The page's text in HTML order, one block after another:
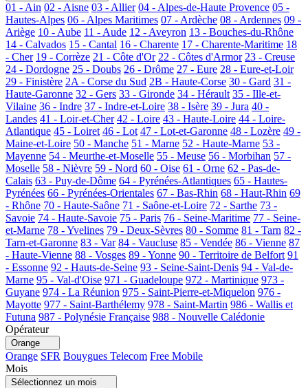
01 - Ain 02 - Aisne 03 - Allier 04 - Alpes-de-Haute Provence 05 -
Hautes-Alpes 06 - Alpes Maritimes 07 - Ardèche 08 - Ardennes 09 -
Ariège 10 - Aube 11 - Aude 12 - Aveyron 13 - Bouches-du-Rhône
14 - Calvados 15 - Cantal 16 - Charente 17 - Charente-Maritime 18
- Cher 19 - Corrèze 21 - Côte d'Or 22 - Côtes d'Armor 23 - Creuse
24 - Dordogne 25 - Doubs 26 - Drôme 27 - Eure 28 - Eure-et-Loir
29 - Finistère 2A - Corse du Sud 2B - Haute-Corse 30 - Gard 31 -
Haute-Garonne 32 - Gers 33 - Gironde 34 - Hérault 35 - Ille-et-
Vilaine 36 - Indre 37 - Indre-et-Loire 38 - Isère 39 - Jura 40 -
Landes 41 - Loir-et-Cher 42 - Loire 43 - Haute-Loire 44 - Loire-
Atlantique 45 - Loiret 46 - Lot 47 - Lot-et-Garonne 48 - Lozère 49 -
Maine-et-Loire 50 - Manche 51 - Marne 52 - Haute-Marne 53 -
Mayenne 54 - Meurthe-et-Moselle 55 - Meuse 56 - Morbihan 57 -
Moselle 58 - Nièvre 59 - Nord 60 - Oise 61 - Orne 62 - Pas-de-
Calais 63 - Puy-de-Dôme 64 - Pyrénées-Atlantiques 65 - Hautes-
Pyrénées 66 - Pyrénées-Orientales 67 - Bas-Rhin 68 - Haut-Rhin 69
- Rhône 70 - Haute-Saône 71 - Saône-et-Loire 72 - Sarthe 73 -
Savoie 74 - Haute-Savoie 75 - Paris 76 - Seine-Maritime 77 - Seine-
et-Marne 78 - Yvelines 79 - Deux-Sèvres 80 - Somme 81 - Tarn 82 -
Tarn-et-Garonne 83 - Var 84 - Vaucluse 85 - Vendée 86 - Vienne 87
- Haute-Vienne 88 - Vosges 89 - Yonne 90 - Territoire de Belfort 91
- Essonne 92 - Hauts-de-Seine 93 - Seine-Saint-Denis 94 - Val-de-
Marne 95 - Val-d'Oise 971 - Guadeloupe 972 - Martinique 973 -
Guyane 974 - La Réunion 975 - Saint-Pierre-et-Miquelon 976 -
Mayotte 977 - Saint-Barthélemy 978 - Saint-Martin 986 - Wallis et
Futuna 987 - Polynésie Française 988 - Nouvelle Calédonie
Opérateur
Orange
Orange SFR Bouygues Telecom Free Mobile
Mois
Sélectionnez un mois